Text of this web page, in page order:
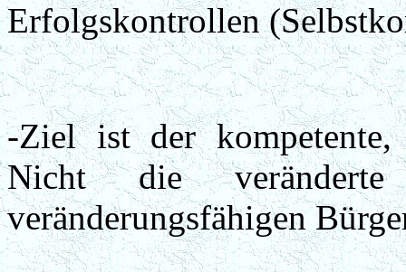
Erfolgskontrollen
-Ziel ist der
Nicht die veränderte
veränderungsfähigen